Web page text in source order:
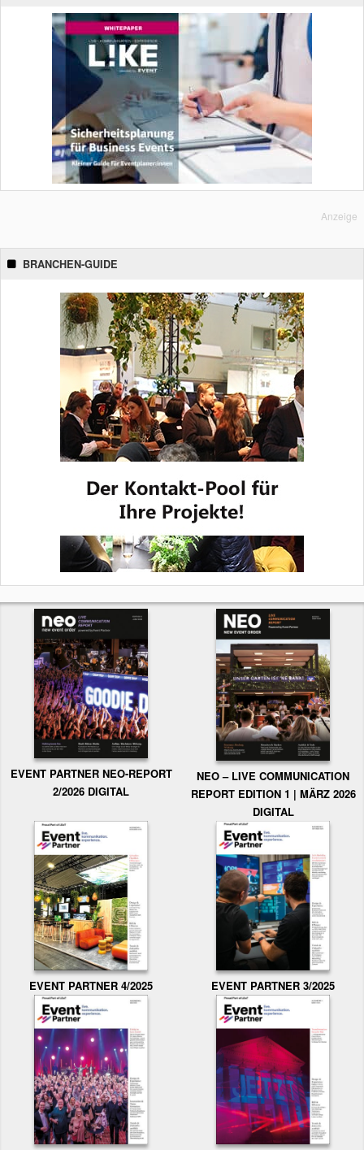
Anzeige
BRANCHEN-GUIDE
EVENT PARTNER NEO-REPORT
2/2026 DIGITAL
NEO – LIVE COMMUNICATION
REPORT EDITION 1 | MÄRZ 2026
DIGITAL
EVENT PARTNER 4/2025 EVENT PARTNER 3/2025